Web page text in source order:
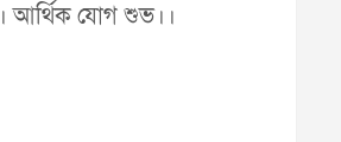
আর্থিক যোগ শুভ।।